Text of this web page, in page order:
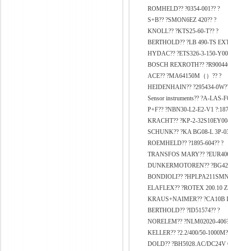
ROMHELD?? ?0354-001?? ?
S+B?? ?SMON6EZ 420?? ?
KNOLL?? ?KTS25-60-T?? ?
BERTHOLD?? ?LB 490-TS
HYDAC?? ?ETS326-3-150-
BOSCH REXROTH??
ACE?? ?MA64150M（）?? ?
HEIDENHAIN?? ?295434-
Sensor instruments?? ?A-LAS-
P+F?? ?NBN30-L2-E2-V1
KRACHT?? ?KP-2-
SCHUNK?? ?KA BG08-L 3P-
ROEMHELD?? ?1895-604?? ?
TRANSFOS MARY??
DUNKERMOTOREN??
BONDIOLI??
ELAFLEX?? ?ROTEX 200.10
KRAUS+NAIMER?? ?CA10B
BERTHOLD?? ?ID51574?? ?
NORELEM?? ?NLM02020-
KELLER?? ?2.2/400/50-
DOLD?? ?BH5928.AC/DC24V